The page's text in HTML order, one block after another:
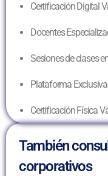
Certificación Digital
Docentes
Sesiones de clases
Plataforma
Certificación Física
También
corporativos